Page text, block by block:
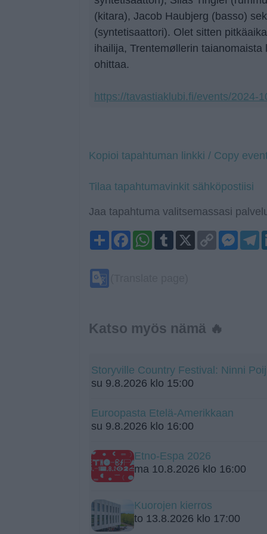
(kitara), Jacob Haubjerg (basso)
(syntetisaattori). Olet sitten
ihailija, Trentemøllerin
ohittaa.
https://tavastiaklubi.fi/events/2024-
Kopioi tapahtuman linkki / Copy
Tilaa tapahtumavinkit sähköpostiisi
Jaa tapahtuma valitsemassasi
ShareFacebookWhatsApp
Tumblr
X
Copy
Link
Katso myös nämä 🔥
Storyville Country Festival: Ninni
su 9.8.2026 klo 15:00
Euroopasta Etelä-Amerikkaan
su 9.8.2026 klo 16:00
Etno-Espa 2026
ma 10.8.2026 klo 16:00
Kuorojen kierros
to 13.8.2026 klo 17:00